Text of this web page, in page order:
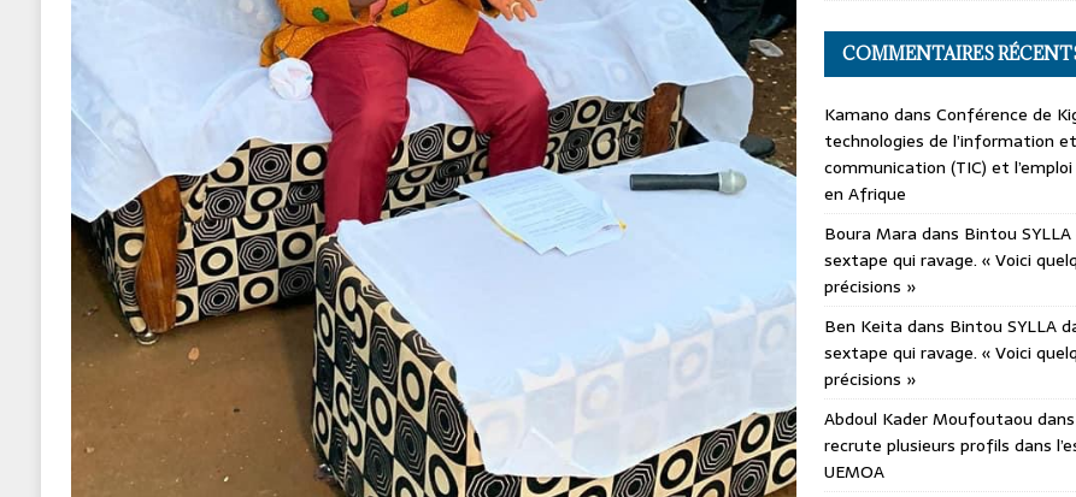
COMMENTAIRES
Kamano dans Conférence de
technologies de l’information
communication (TIC) et
en Afrique
Boura Mara dans Bintou
sextape qui ravage. « Voici
précisions »
Ben Keita dans Bintou SYLLA
sextape qui ravage. « Voici
précisions »
Abdoul Kader Moufoutaou dans
recrute plusieurs profils dans
UEMOA